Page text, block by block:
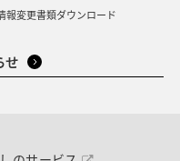
報変更書類ダウンロード
せ